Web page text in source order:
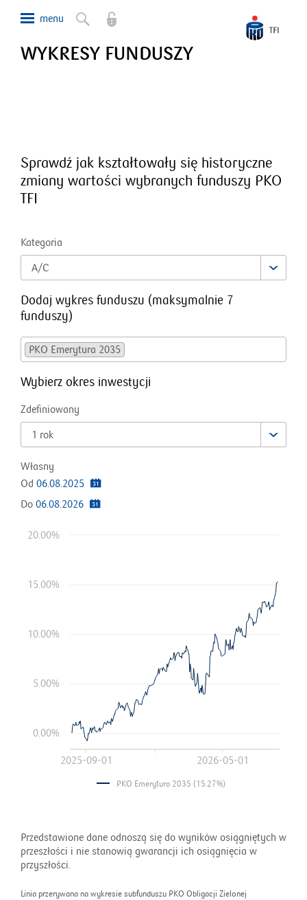
WYKRESY FUNDUSZY
Sprawdź jak kształtowały się historyczne
zmiany wartości wybranych funduszy PKO
TFI
Kategoria
A/C
Dodaj wykres funduszu (maksymalnie 7
funduszy)
PKO Emerytura 2035
Wybierz okres inwestycji
Zdefiniowany
1 rok
Własny
Od 06.08.2025
Do 06.08.2026
2025-09-01 2026-05-01
0.00%
5.00%
10.00%
15.00%
20.00%
PKO Emerytura 2035 (15.27%)
Przedstawione dane odnoszą się do wyników osiągniętych w
przeszłości i nie stanowią gwarancji ich osiągnięcia w
przyszłości.
Linia przerywana na wykresie subfunduszu PKO Obligacji Zielonej